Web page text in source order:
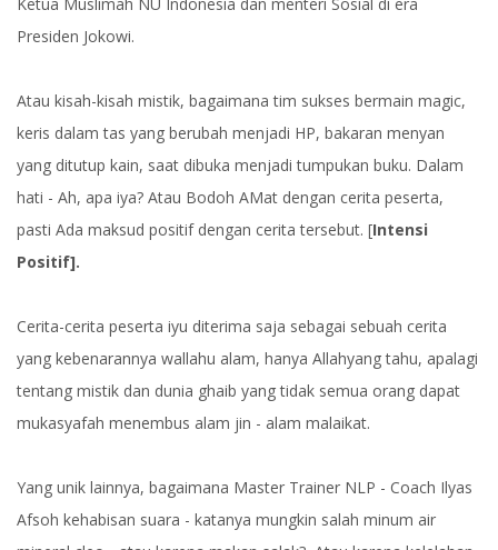
Presiden Jokowi.
Atau kisah-kisah mistik, bagaimana tim sukses bermain magic,
keris dalam tas yang berubah menjadi HP, bakaran menyan
yang ditutup kain, saat dibuka menjadi tumpukan buku. Dalam
hati - Ah, apa iya? Atau Bodoh AMat dengan cerita peserta,
pasti Ada maksud positif dengan cerita tersebut. [Intensi
Positif].
Cerita-cerita peserta iyu diterima saja sebagai sebuah cerita
yang kebenarannya wallahu alam, hanya Allahyang tahu, apalagi
tentang mistik dan dunia ghaib yang tidak semua orang dapat
mukasyafah menembus alam jin - alam malaikat.
Yang unik lainnya, bagaimana Master Trainer NLP - Coach Ilyas
Afsoh kehabisan suara - katanya mungkin salah minum air